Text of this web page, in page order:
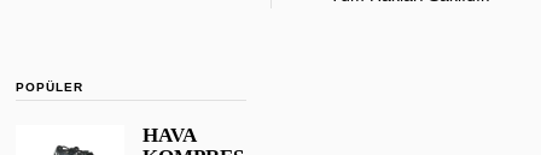
POPÜLER
HAVA